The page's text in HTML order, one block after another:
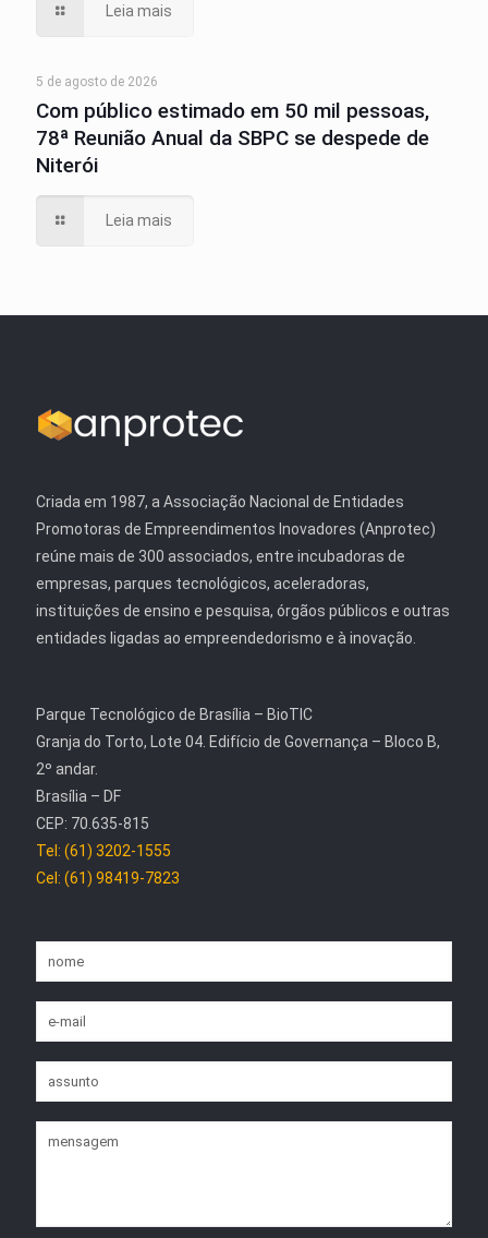
Leia mais
5 de agosto de 2026
Com público estimado em 50 mil pessoas,
78ª Reunião Anual da SBPC se despede de
Niterói
Leia mais
Criada em 1987, a Associação Nacional de Entidades
Promotoras de Empreendimentos Inovadores (Anprotec)
reúne mais de 300 associados, entre incubadoras de
empresas, parques tecnológicos, aceleradoras,
instituições de ensino e pesquisa, órgãos públicos e outras
entidades ligadas ao empreendedorismo e à inovação.
Parque Tecnológico de Brasília – BioTIC
Granja do Torto, Lote 04. Edifício de Governança – Bloco B,
2º andar.
Brasília – DF
CEP: 70.635-815
Tel: (61) 3202-1555
Cel: (61) 98419-7823